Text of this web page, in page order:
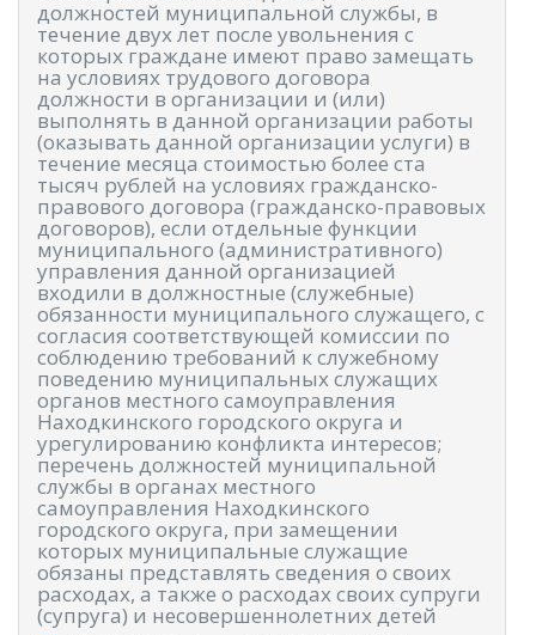
должностей муниципальной службы, в
течение двух лет после увольнения с
которых граждане имеют право замещать
на условиях трудового договора
должности в организации и (или)
выполнять в данной организации работы
(оказывать данной организации услуги) в
течение месяца стоимостью более ста
тысяч рублей на условиях гражданско-
правового договора (гражданско-правовых
договоров), если отдельные функции
муниципального (административного)
управления данной организацией
входили в должностные (служебные)
обязанности муниципального служащего, с
согласия соответствующей комиссии по
соблюдению требований к служебному
поведению муниципальных служащих
органов местного самоуправления
Находкинского городского округа и
урегулированию конфликта интересов;
перечень должностей муниципальной
службы в органах местного
самоуправления Находкинского
городского округа, при замещении
которых муниципальные служащие
обязаны представлять сведения о своих
расходах, а также о расходах своих супруги
(супруга) и несовершеннолетних детей